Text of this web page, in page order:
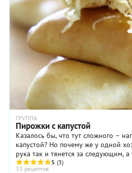
так и в Украине, готовят
дополняя их густой сметаной,
растопленным сливочным маслом.
ГРУППА
Пирожки с капустой
Казалось бы, что тут сложного –
капустой? Но почему же у одной хозяйки они такие, что
рука так и тянется за следующим,
5 (3)
33 рецептов